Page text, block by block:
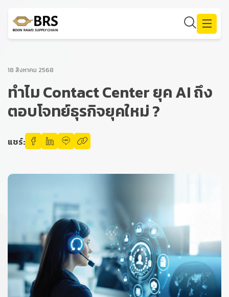
ค้นหาในเว็บไซต์
18 สิงหาคม 2568
ทำไม Contact Center ยุค AI ถึง
ตอบโจทย์ธุรกิจยุคใหม่ ?
แชร์: